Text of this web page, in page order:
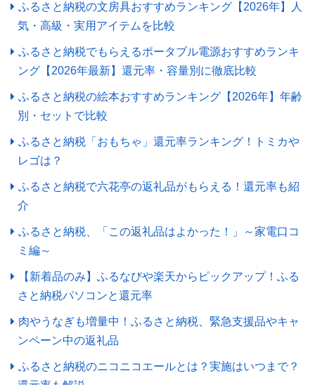
ふるさと納税の文房具おすすめランキング【2026年】人
気・高級・実用アイテムを比較
ふるさと納税でもらえるポータブル電源おすすめランキ
ング【2026年最新】還元率・容量別に徹底比較
ふるさと納税の絵本おすすめランキング【2026年】年齢
別・セットで比較
ふるさと納税「おもちゃ」還元率ランキング！トミカや
レゴは？
ふるさと納税で六花亭の返礼品がもらえる！還元率も紹
介
ふるさと納税、「この返礼品はよかった！」～家電口コ
ミ編～
【新着品のみ】ふるなびや楽天からピックアップ！ふる
さと納税パソコンと還元率
肉やうなぎも増量中！ふるさと納税、緊急支援品やキャ
ンペーン中の返礼品
ふるさと納税のニコニコエールとは？実施はいつまで？